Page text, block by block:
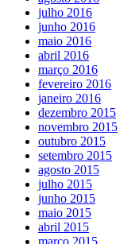
julho 2016
junho 2016
maio 2016
abril 2016
março 2016
fevereiro 2016
janeiro 2016
dezembro 2015
novembro 2015
outubro 2015
setembro 2015
agosto 2015
julho 2015
junho 2015
maio 2015
abril 2015
março 2015